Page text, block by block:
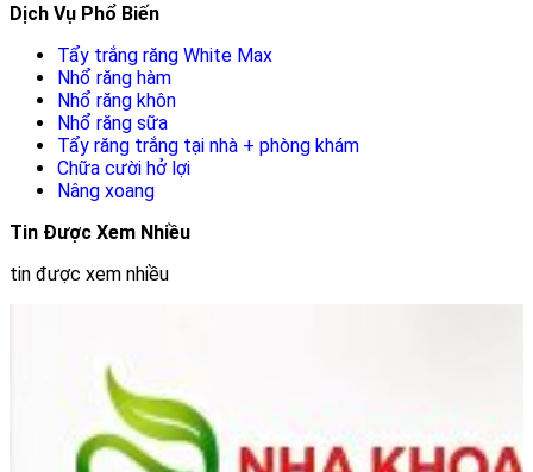
Dịch Vụ Phổ Biến
Tẩy trắng răng White Max
Nhổ răng hàm
Nhổ răng khôn
Nhổ răng sữa
Tẩy răng trắng tại nhà + phòng khám
Chữa cười hở lợi
Nâng xoang
Tin Được Xem Nhiều
tin được xem nhiều